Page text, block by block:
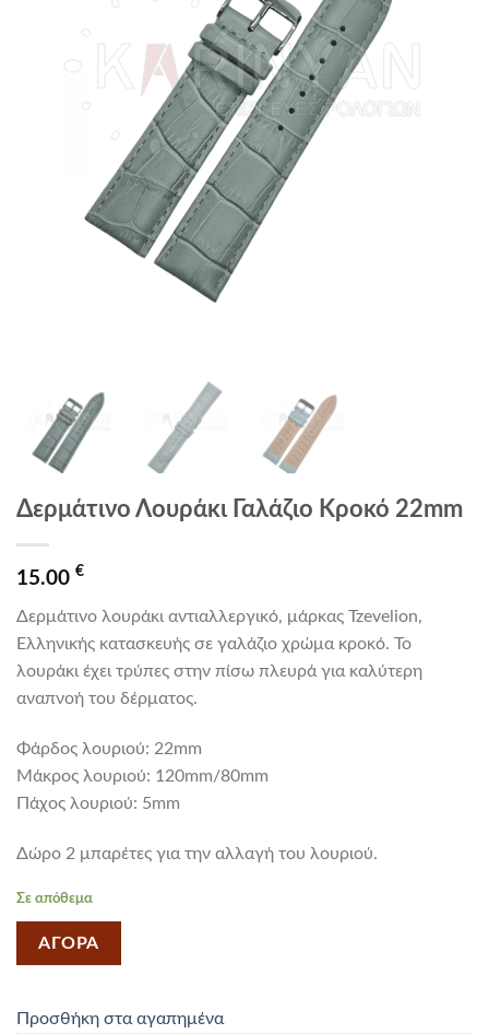
Δερμάτινο Λουράκι Γαλάζιο Κροκό 22mm
15.00 €
Δερμάτινο λουράκι αντιαλλεργικό, μάρκας Tzevelion,
Ελληνικής κατασκευής σε γαλάζιο χρώμα κροκό. Το
λουράκι έχει τρύπες στην πίσω πλευρά για καλύτερη
αναπνοή του δέρματος.
Φάρδος λουριού: 22mm
Mάκρος λουριού: 120mm/80mm
Πάχος λουριού: 5mm
Δώρο 2 μπαρέτες για την αλλαγή του λουριού.
Σε απόθεμα
ΑΓΟΡΑ
Προσθήκη στα αγαπημένα